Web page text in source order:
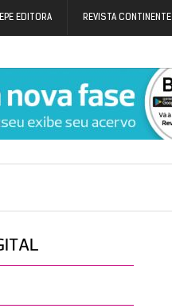
EDITORA REVISTA CONTINENTE